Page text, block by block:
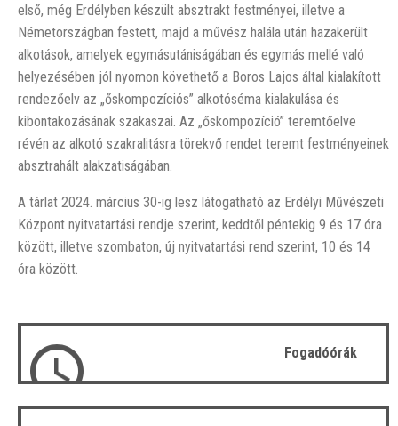
első, még Erdélyben készült absztrakt festményei, illetve a
Németországban festett, majd a művész halála után hazakerült
alkotások, amelyek egymásutániságában és egymás mellé való
helyezésében jól nyomon követhető a Boros Lajos által kialakított
rendezőelv az „őskompozíciós” alkotóséma kialakulása és
kibontakozásának szakaszai. Az „őskompozíció” teremtőelve
révén az alkotó szakralitásra törekvő rendet teremt festményeinek
absztrahált alakzatiságában.
A tárlat 2024. március 30-ig lesz látogatható az Erdélyi Művészeti
Központ nyitvatartási rendje szerint, keddtől péntekig 9 és 17 óra
között, illetve szombaton, új nyitvatartási rend szerint, 10 és 14
óra között.
Fogadóórák